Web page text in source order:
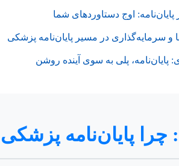
پایان‌نامه، پلی به سوی آینده روشن
چرا پایان‌نامه